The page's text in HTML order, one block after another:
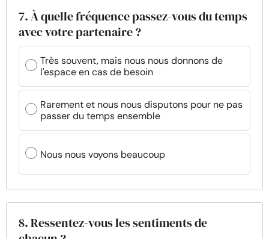
7. À quelle fréquence passez-vous du temps
avec votre partenaire ?
Très souvent, mais nous nous donnons de
l'espace en cas de besoin
Rarement et nous nous disputons pour ne pas
passer du temps ensemble
Nous nous voyons beaucoup
8. Ressentez-vous les sentiments de